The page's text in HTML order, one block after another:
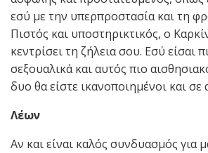
εσύ με την υπερπροστασία και τη
Πιστός και υποστηρικτικός, ο
κεντρίσει τη ζήλεια σου. Εσύ είσαι
σεξουαλικά και αυτός πιο
δυο θα είστε ικανοποιημένοι και σε
Λέων
Αν και είναι καλός συνδυασμός για